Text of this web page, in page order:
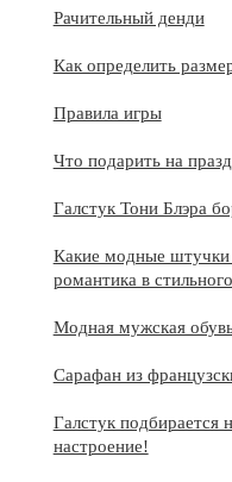
Рачительный денди
Как определить
Правила игры
Что подарить на
Галстук Тони Блэра
Какие модные штучки
романтика в
Модная мужская
Сарафан из
Галстук подбирается
настроение!